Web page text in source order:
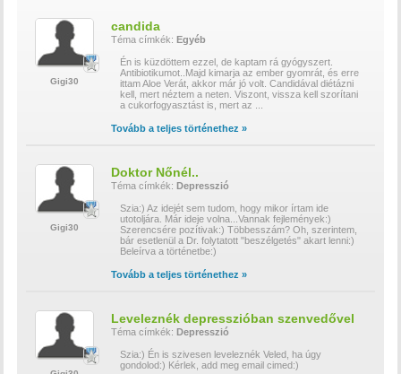
Gigi30
candida
Téma címkék: Egyéb
Én is küzdöttem ezzel, de kaptam rá gyógyszert.
Antibiotikumot..Majd kimarja az ember gyomrát, és erre
ittam Aloe Verát, akkor már jó volt. Candidával diétázni
kell, mert néztem a neten. Viszont, vissza kell szorítani
a cukorfogyasztást is, mert az
Tovább a teljes történethez »
Gigi30
Doktor Nőnél..
Téma címkék: Depresszió
Szia:) Az idejét sem tudom, hogy mikor írtam ide
utotoljára. Már ideje volna...Vannak fejlemények:)
Szerencsére pozítivak:) Többesszám? Oh, szerintem,
bár esetlenül a Dr. folytatott "beszélgetés" akart lenni:)
Beleírva a történetbe:)
Tovább a teljes történethez »
Leveleznék depresszióban szenvedővel
Téma címkék: Depresszió
Szia:) Én is szivesen leveleznék Veled, ha úgy
gondolod:) Kérlek, add meg email cimed:)